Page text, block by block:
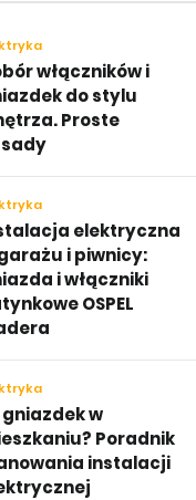
włączników i
do stylu
Proste
elektryczna
i piwnicy:
i włączniki
OSPEL
gniazdek w
Poradnik
instalacji